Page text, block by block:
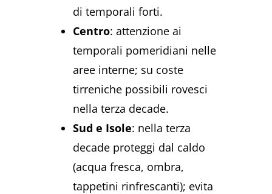
di temporali forti.
Centro: attenzione ai
temporali pomeridiani nelle
aree interne; su coste
tirreniche possibili rovesci
nella terza decade.
Sud e Isole: nella terza
decade proteggi dal caldo
(acqua fresca, ombra,
tappetini rinfrescanti); evita